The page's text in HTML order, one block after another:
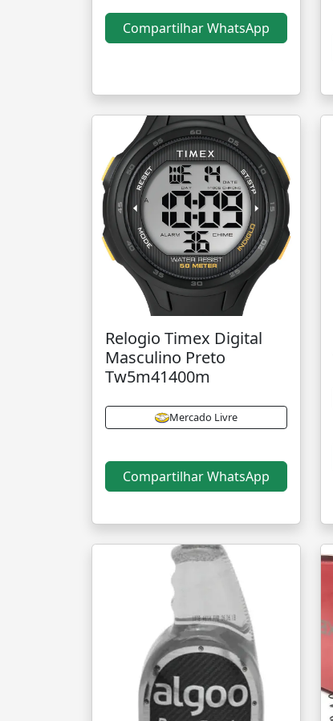
Compartilhar WhatsApp
Relogio Timex Digital
Masculino Preto
Tw5m41400m
Mercado Livre
Compartilhar WhatsApp